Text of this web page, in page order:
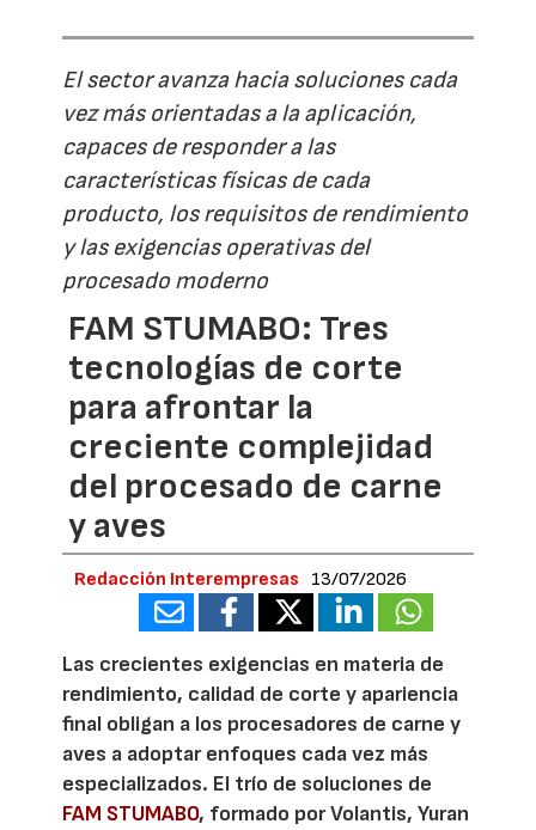
El sector avanza hacia soluciones cada
vez más orientadas a la aplicación,
capaces de responder a las
características físicas de cada
producto, los requisitos de rendimiento
y las exigencias operativas del
procesado moderno
FAM STUMABO: Tres
tecnologías de corte
para afrontar la
creciente complejidad
del procesado de carne
y aves
Redacción Interempresas 13/07/2026
Las crecientes exigencias en materia de
rendimiento, calidad de corte y apariencia
final obligan a los procesadores de carne y
aves a adoptar enfoques cada vez más
especializados. El trío de soluciones de
FAM STUMABO, formado por Volantis, Yuran